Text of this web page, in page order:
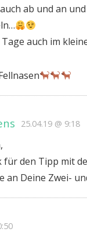
ab und an
auch im
25.04.19 @ 9:18
für den Tipp mit
an Deine Zwei-